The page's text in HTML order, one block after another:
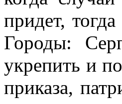
придет,
Городы:
укрепить и
приказа,